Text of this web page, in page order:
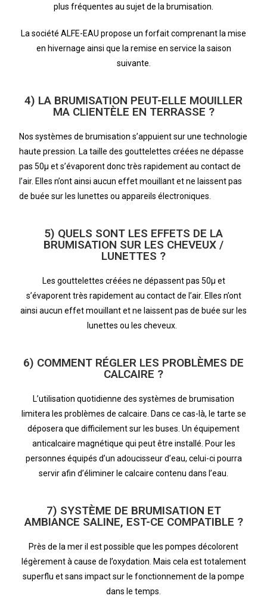
plus fréquentes au sujet de la brumisation.
La société ALFE-EAU propose un forfait comprenant la mise
en hivernage ainsi que la remise en service la saison
suivante.
4) LA BRUMISATION PEUT-ELLE MOUILLER
MA CLIENTÈLE EN TERRASSE ?
Nos systèmes de brumisation s’appuient sur une technologie
haute pression. La taille des gouttelettes créées ne dépasse
pas 50µ et s’évaporent donc très rapidement au contact de
l’air. Elles n’ont ainsi aucun effet mouillant et ne laissent pas
de buée sur les lunettes ou appareils électroniques.
5) QUELS SONT LES EFFETS DE LA
BRUMISATION SUR LES CHEVEUX /
LUNETTES ?
Les gouttelettes créées ne dépassent pas 50µ et
s’évaporent très rapidement au contact de l’air. Elles n’ont
ainsi aucun effet mouillant et ne laissent pas de buée sur les
lunettes ou les cheveux.
6) COMMENT RÉGLER LES PROBLÈMES DE
CALCAIRE ?
L’utilisation quotidienne des systèmes de brumisation
limitera les problèmes de calcaire. Dans ce cas-là, le tarte se
déposera que difficilement sur les buses. Un équipement
anticalcaire magnétique qui peut être installé. Pour les
personnes équipés d’un adoucisseur d’eau, celui-ci pourra
servir afin d’éliminer le calcaire contenu dans l’eau.
7) SYSTÈME DE BRUMISATION ET
AMBIANCE SALINE, EST-CE COMPATIBLE ?
Près de la mer il est possible que les pompes décolorent
légèrement à cause de l’oxydation. Mais cela est totalement
superflu et sans impact sur le fonctionnement de la pompe
dans le temps.